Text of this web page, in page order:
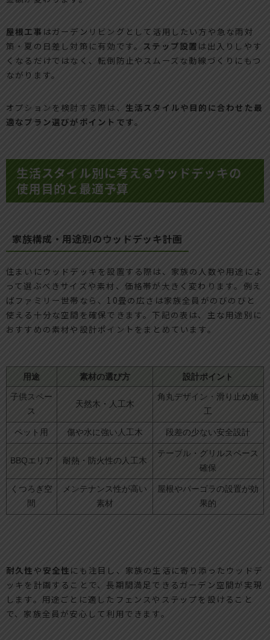
屋根工事 はガーデンリビングとして活用したい方や急な雨対
策・夏の日差し対策に有効です。 ステップ設置 は出入りしやす
くなるだけではなく、転倒防止やスムーズな動線づくりにもつ
ながります。
オプションを検討する際は、 生活スタイルや目的に合わせた最
適なプラン選びがポイントです。
生活スタイル別に考えるウッドデッキの
使用目的と最適予算
家族構成・用途別のウッドデッキ計画
住まいにウッドデッキを設置する際は、家族の人数や用途によ
って選ぶべきサイズや素材、価格帯が大きく変わります。例え
ばファミリー世帯なら、10畳の広さは家族全員がのびのびと
使える十分な空間を確保できます。下記の表は、主な用途別に
おすすめの素材や設計ポイントをまとめています。
用途 素材の選び方 設計ポイント
子供スペー
ス
天然木・人工木
角丸デザイン・滑り止め施
ペット用 傷や水に強い人工木 段差の少ない安全設計
BBQエリア 耐熱・防火性の人工木
テーブル・グリルスペース
確保
くつろぎ空
間
メンテナンス性が高い
素材
屋根やパーゴラの設置が効
果的
耐久性 や 安全性 にも注目し、家族の生活に寄り添ったウッドデ
ッキを計画することで、長期間満足できるガーデン空間が実現
します。用途ごとに適したフェンスやステップを設けること
で、家族全員が安心して利用できます。